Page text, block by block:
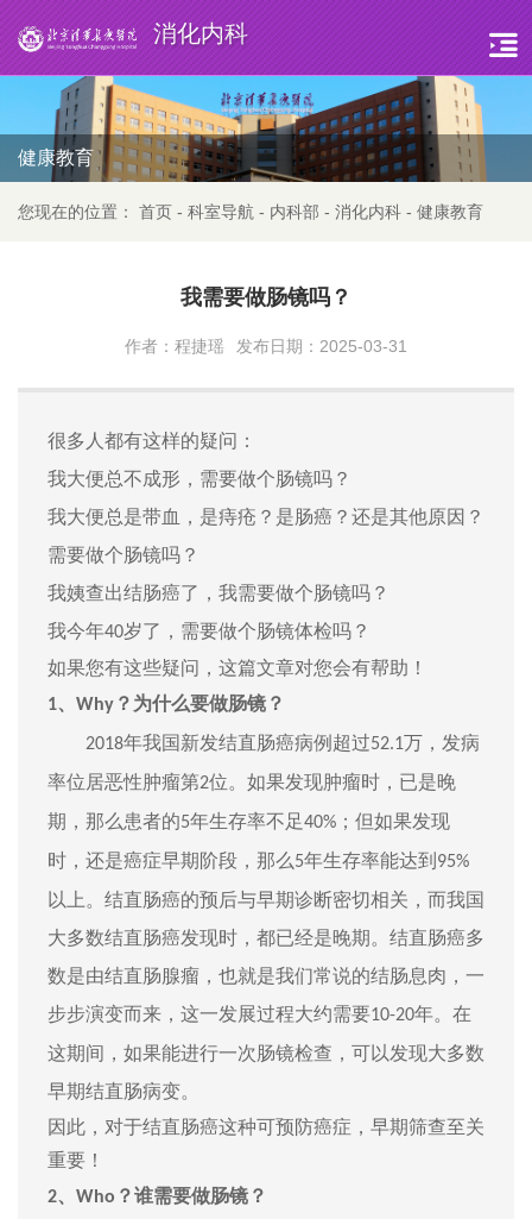
消化内科
健康教育
您现在的位置： 首页 - 科室导航 - 内科部 - 消化内科 - 健康教育
我需要做肠镜吗？
作者：程捷瑶 发布日期：2025-03-31
很多人都有这样的疑问：
我大便总不成形，需要做个肠镜吗？
我大便总是带血，是痔疮？ 是肠癌？还是其他原因？
需要做个肠镜吗？
我姨查出结肠癌了，我需要做个肠镜吗？
我今年40岁了，需要做个肠镜体检吗？
如果您有这些疑问，这篇文章对您会有帮助！
1、 W hy ？为什么要做肠镜？
2018年我国 新发结直肠癌病例超过52.1万，发病
率位居恶性肿瘤第2位。如果发现肿瘤时，已是晚
期，那么患者的5年生存率不足40% ；但如果发现
时，还是癌症早期阶段，那么5年生存率能达到 95%
以上。结直肠癌的预后与早期诊断密切相关，而我国
大多数结直肠癌发现时，都已经是晚期。结直肠癌多
数是由结直肠腺瘤，也就是我们常说的结肠息肉，一
步步演变而来，这一发展过程大约需要10-20年。在
这期间，如果能进行一次肠镜检查，可以发现大多数
早期结直肠病变。
因此，对于结直肠癌这种可预防癌症，早期筛查至关
重要！
2、 W ho ？谁需要做肠镜？